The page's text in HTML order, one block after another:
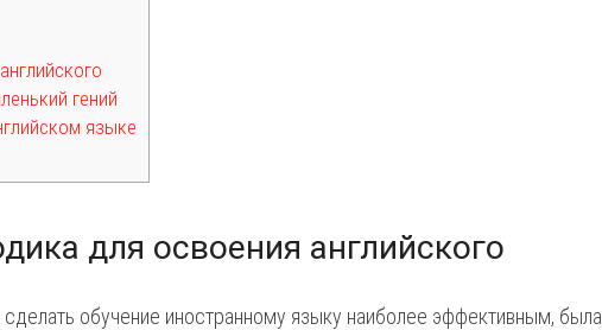
гений
языке
для освоения английского
обучение иностранному языку наиболее эффективным, была